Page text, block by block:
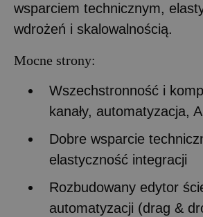
wsparciem technicznym,
wdrożeń i skalowalnością.
Mocne strony:
Wszechstronność i
kanały, automatyzacja,
Dobre wsparcie
elastyczność integracji
Rozbudowany edytor
automatyzacji (drag &